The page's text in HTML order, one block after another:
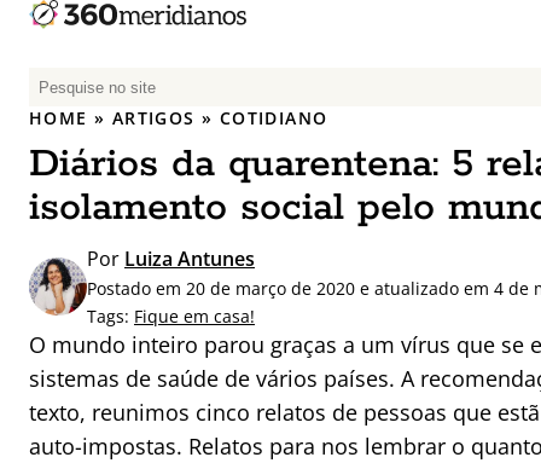
P
e
q
u
i
a
r
p
o
r
:
HOME » ARTIGOS » COTIDIANO
Diários da quarentena: 5
isolamento social pelo
Por Luiza Antunes
Postado em 20 de março de 2020 e atualizado em 4 de
Tags: Fique em casa!
O mundo inteiro parou graças a um vírus que se
sistemas de saúde de vários países. A
texto, reunimos cinco relatos de pessoas que
auto-impostas. Relatos para nos lembrar o